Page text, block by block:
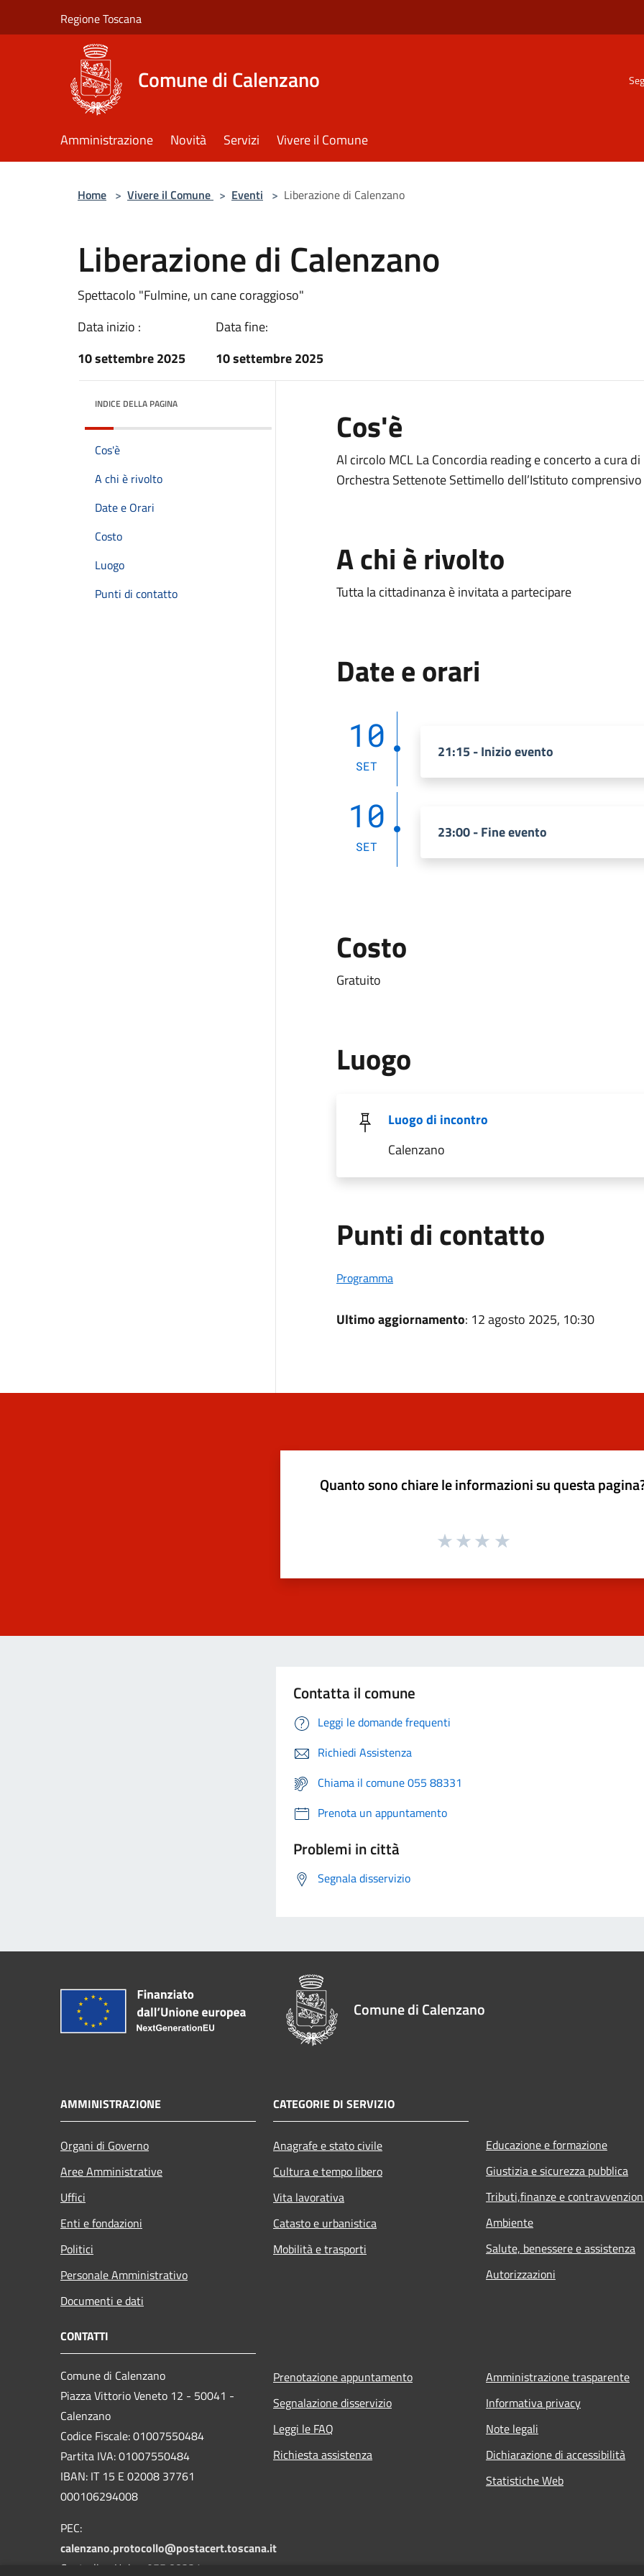
Regione Toscana
Comune di Calenzano
Amministrazione Novità Servizi Vivere il Comune
Home > Vivere il Comune > Eventi > Liberazione di Calenzano
Liberazione di Calenzano
Spettacolo "Fulmine, un cane coraggioso"
Data inizio :
10 settembre 2025
Data fine:
10 settembre 2025
INDICE DELLA PAGINA
Cos'è
A chi è rivolto
Date e Orari
Costo
Luogo
Punti di contatto
Cos'è
Al circolo MCL La Concordia reading e concerto a cura
Orchestra Settenote Settimello dell’Istituto
A chi è rivolto
Tutta la cittadinanza è invitata a partecipare
Date e orari
10
SET
21:15 - Inizio evento
10
SET
23:00 - Fine evento
Costo
Gratuito
Luogo
Luogo di incontro
Calenzano
Punti di contatto
Programma
Ultimo aggiornamento: 12 agosto 2025, 10:30
Quanto sono chiare le informazioni su questa
Contatta il comune
Leggi le domande frequenti
Richiedi Assistenza
Chiama il comune 055 88331
Prenota un appuntamento
Problemi in città
Segnala disservizio
Comune di Calenzano
AMMINISTRAZIONE
Organi di Governo
Aree Amministrative
Uffici
Enti e fondazioni
Politici
Personale Amministrativo
Documenti e dati
CATEGORIE DI SERVIZIO
Anagrafe e stato civile
Cultura e tempo libero
Vita lavorativa
Catasto e urbanistica
Mobilità e trasporti
Educazione e formazione
Giustizia e sicurezza pubblica
Tributi,finanze e
Ambiente
Salute, benessere e assistenza
Autorizzazioni
CONTATTI
Comune di Calenzano
Piazza Vittorio Veneto 12 - 50041 -
Calenzano
Codice Fiscale: 01007550484
Partita IVA: 01007550484
IBAN: IT 15 E 02008 37761
000106294008
PEC:
calenzano.protocollo@postacert.toscana.it
Centralino Unico: 055 88331
Prenotazione appuntamento
Segnalazione disservizio
Leggi le FAQ
Richiesta assistenza
Amministrazione trasparente
Informativa privacy
Note legali
Dichiarazione di accessibilità
Statistiche Web